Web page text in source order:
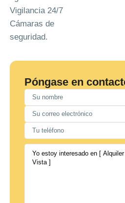
Vigilancia 24/7
Cámaras de
seguridad.
Póngase en